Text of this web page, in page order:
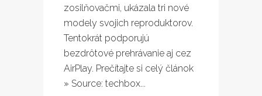
zosilňovačmi, ukázala tri nové
modely svojich reproduktorov.
Tentokrát podporujú
bezdrôtové prehrávanie aj cez
AirPlay. Prečítajte si celý článok
» Source: techbox...